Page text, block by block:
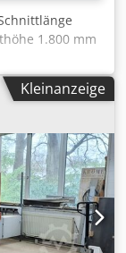
1.800 mm
Kleinanzeige